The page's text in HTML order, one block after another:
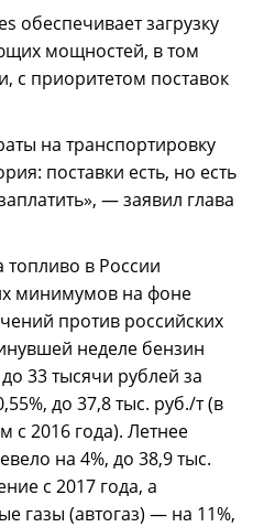
обеспечивает загрузку
мощностей, в том
с приоритетом поставок
на транспортировку
поставки есть, но есть
— заявил глава
в России
минимумов на фоне
против российских
неделе бензин
33 тысячи рублей за
до 37,8 тыс. руб./т (в
с 2016 года). Летнее
на 4%, до 38,9 тыс.
с 2017 года, а
газы (автогаз) — на 11%,